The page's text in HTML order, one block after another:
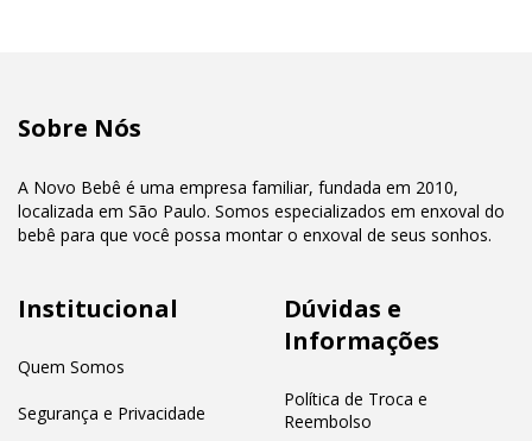
Sobre Nós
A Novo Bebê é uma empresa familiar, fundada em 2010,
localizada em São Paulo. Somos especializados em enxoval do
bebê para que você possa montar o enxoval de seus sonhos.
Institucional
Quem Somos
Segurança e Privacidade
Dúvidas e
Informações
Política de Troca e
Reembolso